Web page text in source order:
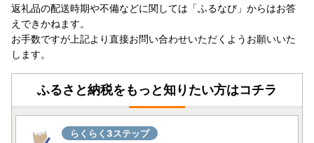
返礼品の配送時期や不備などに関しては「ふるなび」からはお答
えできかねます。
お手数ですが上記より直接お問い合わせいただくようお願いいた
します。
ふるさと納税をもっと知りたい方はコチラ
らくらく3ステップ